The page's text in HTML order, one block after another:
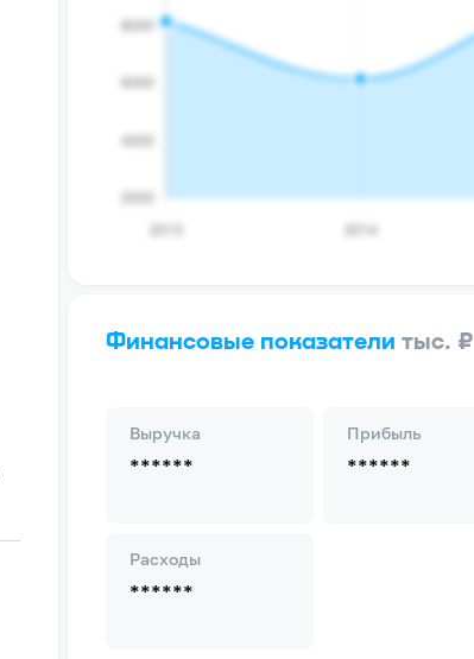
Финансовые показателитыс. ₽
Выручка
******
Прибыль
******
Расходы
******